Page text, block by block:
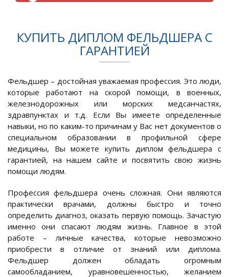
КУПИТЬ ДИПЛОМ ФЕЛЬДШЕРА С
ГАРАНТИЕЙ
Фельдшер – достойная уважаемая профессия. Это люди,
которые работают на скорой помощи, в военных,
железнодорожных или морских медсанчастях,
здравпунктах и т.д. Если Вы имеете определенные
навыки, но по каким-то причинам у Вас нет документов о
специальном образовании в профильной сфере
медицины, Вы можете купить диплом фельдшера с
гарантией, на нашем сайте и посвятить свою жизнь
помощи людям.
Профессия фельдшера очень сложная. Они являются
практически врачами, должны быстро и точно
определить диагноз, оказать первую помощь. Зачастую
именно они спасают людям жизнь. Главное в этой
работе – личные качества, которые невозможно
приобрести в отличие от знаний или диплома.
Фельдшер должен обладать огромным
самообладанием, уравновешенностью, желанием